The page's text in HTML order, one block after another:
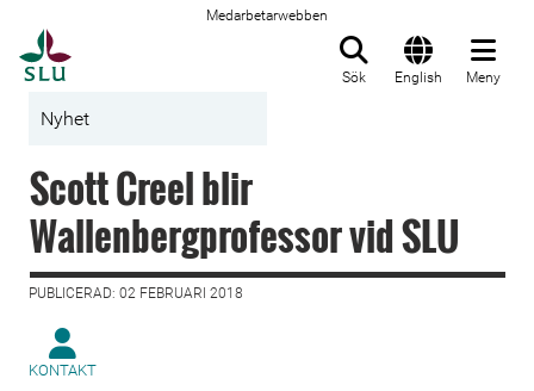
Medarbetarwebben
Sök English Meny
Nyhet
Scott Creel blir
Wallenbergprofessor vid SLU
PUBLICERAD: 02 FEBRUARI 2018
KONTAKT